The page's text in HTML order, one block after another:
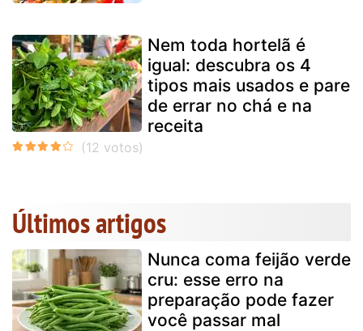
Nem toda hortelã é
igual: descubra os 4
tipos mais usados e pare
de errar no chá e na
receita
Últimos artigos
Nunca coma feijão verde
cru: esse erro na
preparação pode fazer
você passar mal